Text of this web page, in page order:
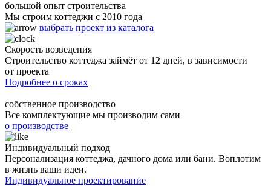
большой опыт строительства
Мы строим коттеджи с 2010 года
выбрать проект из каталога
Скорость возведения
Строительство коттеджа займёт от 12 дней, в зависимости
от проекта
Подробнее о сроках
собственное производство
Все комплектующие мы производим сами
о производстве
Индивидуальный подход
Персонализация коттеджа, дачного дома или бани. Воплотим
в жизнь ваши идеи.
Индивидуальное проектирование